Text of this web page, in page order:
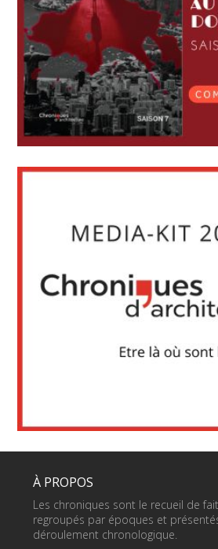
À PROPOS
Les chroniques sont le recueil de
regroupés par époques et
déroulement chronologique.